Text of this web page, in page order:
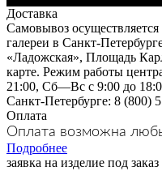
Доставка
Самовывоз
галереи в Санкт-
«Ладожская», Площадь
карте. Режим работы
21:00, Сб—Вс с 9:00 до
Санкт-Петербурге: 8 (800)
Оплата
Оплата возможна
Подробнее
заявка на изделие под заказ